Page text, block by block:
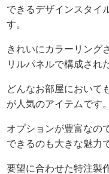
できるデザインスタイ
す。
きれいにカラーリング
リルパネルで構成され
どんなお部屋において
が人気のアイテムです。
オプションが豊富なの
できるのも大きな魅力
要望に合わせた特注製